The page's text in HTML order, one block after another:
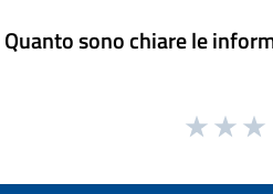
Quanto sono chiare le